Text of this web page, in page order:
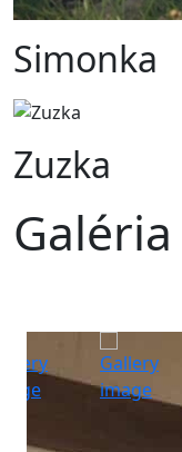
Simonka
Zuzka
Galéria